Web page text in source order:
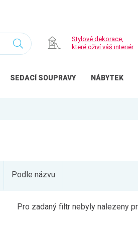
Stylové dekorace,
které oživí váš interiér
SEDACÍ SOUPRAVY NÁBYTEK
Podle názvu
Pro zadaný filtr nebyly nalezeny